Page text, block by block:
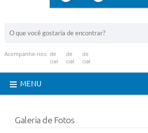
Acompanhe-nos:
MENU
Galeria de Fotos